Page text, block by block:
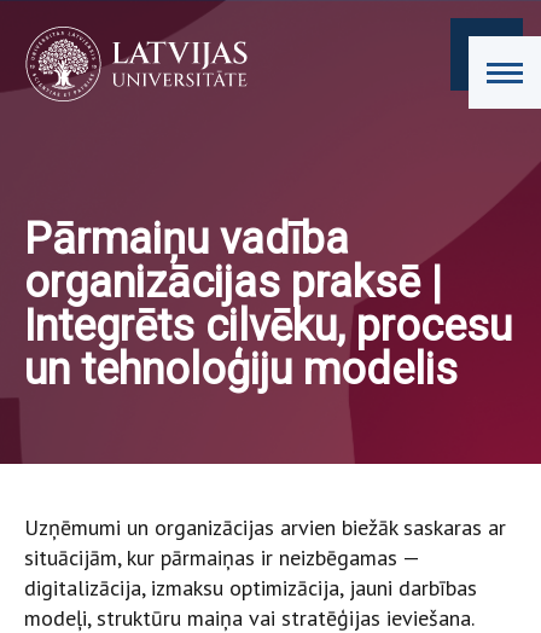
Pārmaiņu vadība
organizācijas praksē |
Integrēts cilvēku, procesu
un tehnoloģiju modelis
Uzņēmumi un organizācijas arvien biežāk saskaras ar
situācijām, kur pārmaiņas ir neizbēgamas —
digitalizācija, izmaksu optimizācija, jauni darbības
modeļi, struktūru maiņa vai stratēģijas ieviešana.